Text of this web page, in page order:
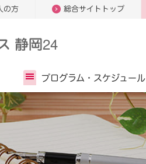
の方 総合サイトトップ
静岡24
プログラム・ スケジュール